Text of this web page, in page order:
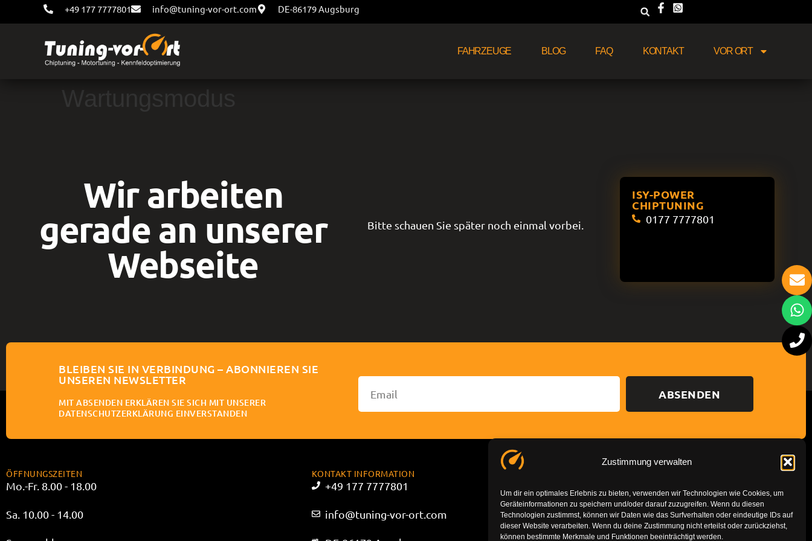
Zustimmung verwalten
Um dir ein optimales Erlebnis zu bieten, verwenden wir Technologien wie Cookies, um
Geräteinformationen zu speichern und/oder darauf zuzugreifen. Wenn du diesen
Technologien zustimmst, können wir Daten wie das Surfverhalten oder eindeutige IDs auf
dieser Website verarbeiten. Wenn du deine Zustimmung nicht erteilst oder zurückziehst,
können bestimmte Merkmale und Funktionen beeinträchtigt werden.
+49 177 7777801 info@tuning-vor-ort.com DE-86179 Augsburg
FAHRZEUGE BLOG FAQ KONTAKT VOR ORT
Wartungsmodus
Wir arbeiten
gerade an unserer
Webseite
Bitte schauen Sie später noch einmal vorbei.
ISY-POWER
CHIPTUNING
0177 7777801
BLEIBEN SIE IN VERBINDUNG – ABONNIEREN SIE
UNSEREN NEWSLETTER
MIT ABSENDEN ERKLÄREN SIE SICH MIT UNSERER
DATENSCHUTZERKLÄRUNG EINVERSTANDEN
ABSENDEN
ÖFFNUNGSZEITEN
Mo.-Fr. 8.00 - 18.00
Sa. 10.00 - 14.00
KONTAKT INFORMATION
+49 177 7777801
info@tuning-vor-ort.com